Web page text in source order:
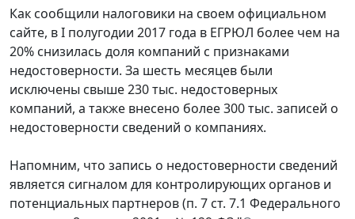
Как сообщили налоговики на своем официальном
сайте, в I полугодии 2017 года в ЕГРЮЛ более чем на
20% снизилась доля компаний с признаками
недостоверности. За шесть месяцев были
исключены свыше 230 тыс. недостоверных
компаний, а также внесено более 300 тыс. записей о
недостоверности сведений о компаниях.
Напомним, что запись о недостоверности сведений
является сигналом для контролирующих органов и
потенциальных партнеров (п. 7 ст. 7.1 Федерального